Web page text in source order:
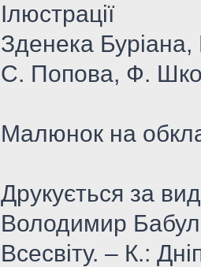
Ілюстрації
Зденека
С. Попова, Ф.
Малюнок на
Друкується за
Володимир
Всесвіту. – К.: